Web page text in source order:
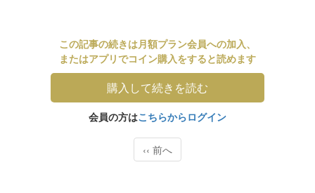
この記事の続きは月額プラン会員への加入、
またはアプリでコイン購入をすると読めます
購入して続きを読む
会員の方はこちらからログイン
‹‹ 前へ